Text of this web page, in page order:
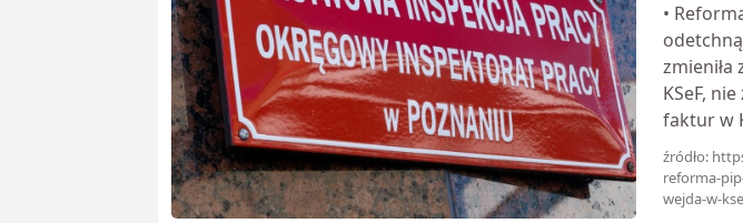
•
zmieniła
KSeF,
faktur w
źródło:
reforma-
wejda-w-